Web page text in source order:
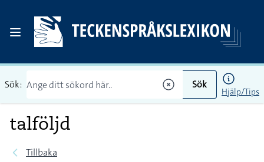
Sök: Sök
Hjälp/Tips
talföljd
Tillbaka